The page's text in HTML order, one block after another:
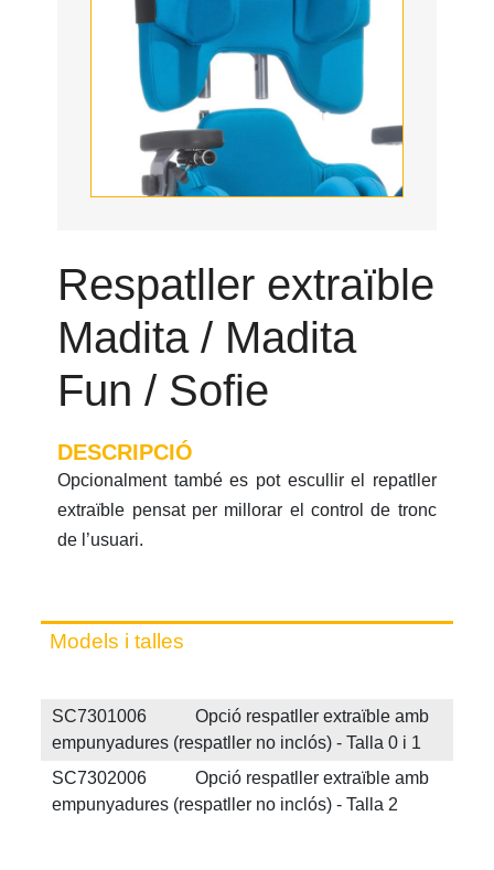
Respatller extraïble
Madita / Madita
Fun / Sofie
DESCRIPCIÓ
Opcionalment també es pot escullir el repatller
extraïble pensat per millorar el control de tronc
de l’usuari.
Models i talles
SC7301006 Opció respatller extraïble amb
empunyadures (respatller no inclós) - Talla 0 i 1
SC7302006 Opció respatller extraïble amb
empunyadures (respatller no inclós) - Talla 2